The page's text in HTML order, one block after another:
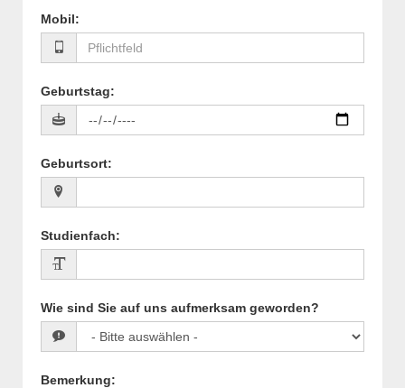
Mobil:
Geburtstag:
Geburtsort:
Studienfach:
Wie sind Sie auf uns aufmerksam geworden?
Bemerkung: